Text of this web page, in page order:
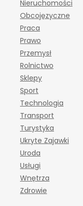
Nieruchomości
Obcojęzyczne
Praca
Prawo
Przemysł
Rolnictwo
Sklepy
Sport
Technologia
Transport
Turystyka
Ukryte Zajawki
Uroda
Usługi
Wnętrza
Zdrowie